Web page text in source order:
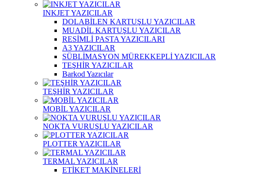
INKJET YAZICILAR
DOLABİLEN KARTUŞLU YAZICILAR
MUADİL KARTUŞLU YAZICILAR
RESİMLİ PASTA YAZICILARI
A3 YAZICILAR
SÜBLİMASYON MÜREKKEPLİ YAZICILAR
TEŞHİR YAZICILAR
Barkod Yazıcılar
TEŞHİR YAZICILAR
MOBİL YAZICILAR
NOKTA VURUŞLU YAZICILAR
PLOTTER YAZICILAR
TERMAL YAZICILAR
ETİKET MAKİNELERİ